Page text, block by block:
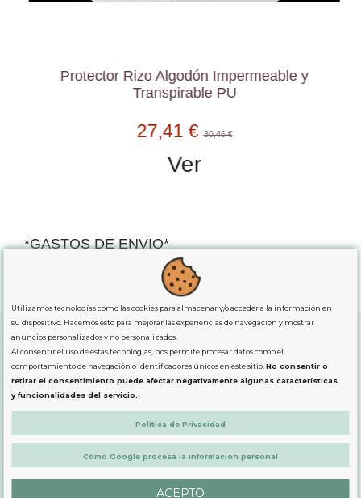
Protector Rizo Algodón Impermeable y
Transpirable PU
27,41 € 30,46 €
Ver
*GASTOS DE ENVIO*
para comprassuperiores a 80€
exclusiva para la peninsula.
SOBRE NOSOTROS
LEGAL
PRODUCTOS
Utilizamos tecnologías como las cookies para almacenar y/o acceder a la información en
su dispositivo. Hacemos esto para mejorar las experiencias de navegación y mostrar
anuncios personalizados y no personalizados.
Al consentir el uso de estas tecnologías, nos permite procesar datos como el
comportamiento de navegación o identificadores únicos en este sitio.No consentir o
retirar el consentimiento puede afectar negativamente algunas características
y funcionalidades del servicio.
Política de Privacidad
Cómo Google procesa la información personal
ACEPTO